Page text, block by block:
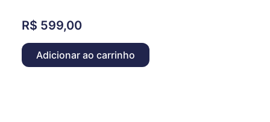
R$ 599,00
Adicionar ao carrinho